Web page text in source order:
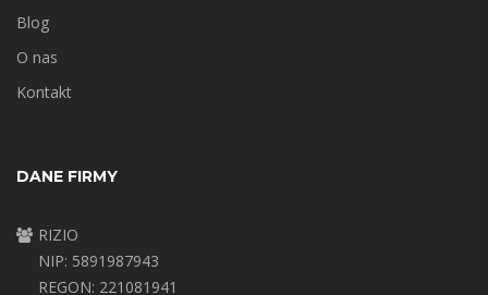
Blog
O nas
Kontakt
DANE FIRMY
RIZIO
NIP: 5891987943
REGON: 221081941